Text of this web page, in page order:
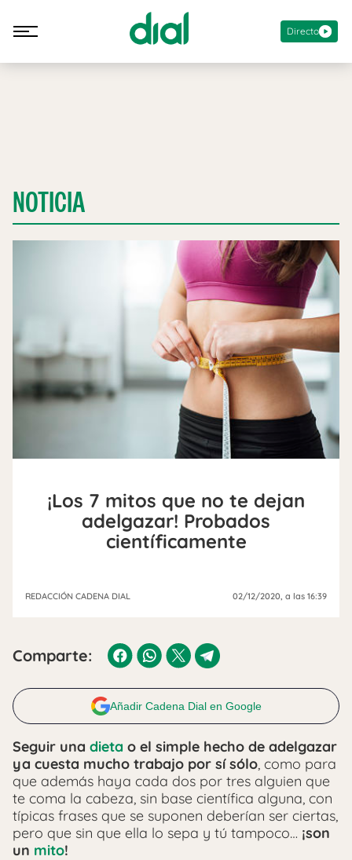
Directo
NOTICIA
¡Los 7 mitos que no te dejan
adelgazar! Probados
científicamente
REDACCIÓN CADENA DIAL 02/12/2020 , a las 16:39
Comparte:
Añadir Cadena Dial en Google
Seguir una dieta o el simple hecho de adelgazar
ya cuesta mucho trabajo por sí sólo, como para
que además haya cada dos por tres alguien que
te coma la cabeza, sin base científica alguna, con
típicas frases que se suponen deberían ser ciertas,
pero que sin que ella lo sepa y tú tampoco… ¡son
un mito!